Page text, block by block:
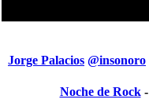
Jorge Palacios @insonoro
Noche de Rock-